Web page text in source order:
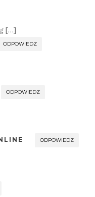
[…]
ODPOWIEDZ
ODPOWIEDZ
ODPOWIEDZ